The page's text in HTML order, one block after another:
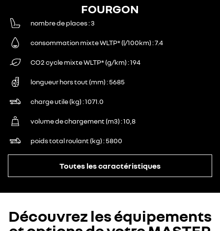
FOURGON
nombre de places 3
consommation mixte WLTP* (l/100km) 7.4
CO2 cycle mixte WLTP* (g/km) 194
longueur hors tout (mm) 5685
charge utile (kg) 1071.0
volume de chargement (m3) 10,8
poids total roulant (kg) 5800
Toutes les caractéristiques
Découvrez les équipements